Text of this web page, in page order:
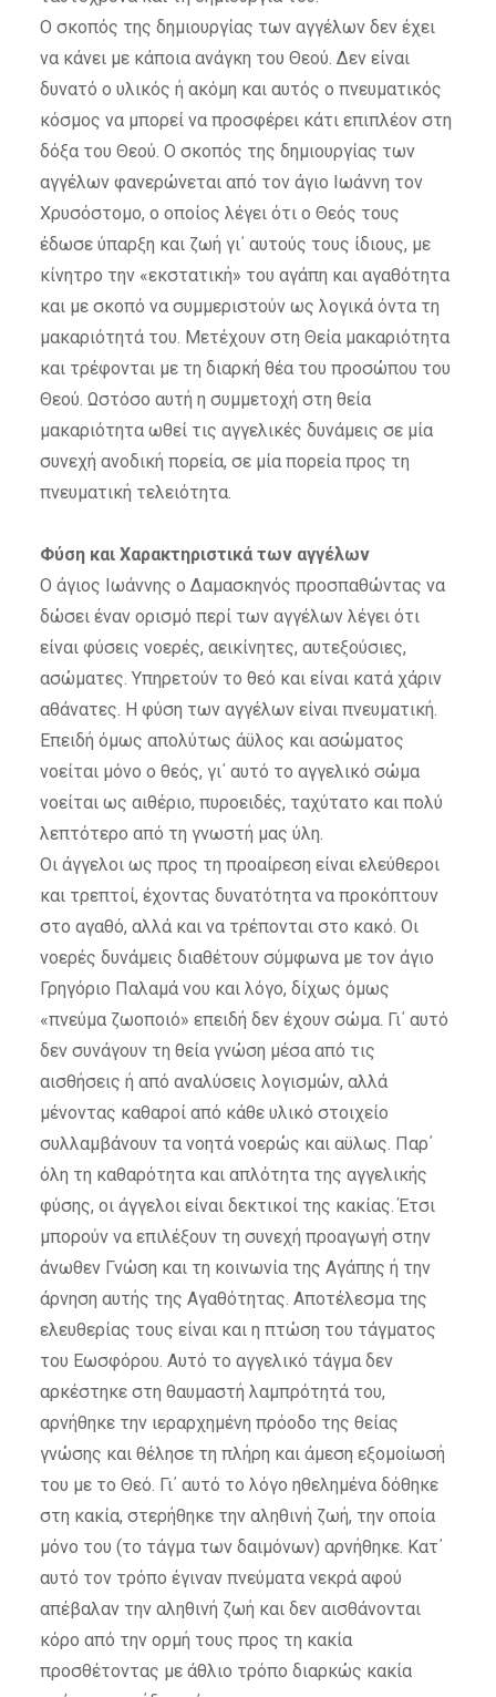
Ο σκοπός της δημιουργίας των αγγέλων δεν έχει
να κάνει με κάποια ανάγκη του Θεού. Δεν είναι
δυνατό ο υλικός ή ακόμη και αυτός ο πνευματικός
κόσμος να μπορεί να προσφέρει κάτι επιπλέον στη
δόξα του Θεού. Ο σκοπός της δημιουργίας των
αγγέλων φανερώνεται από τον άγιο Ιωάννη τον
Χρυσόστομο, ο οποίος λέγει ότι ο Θεός τους
έδωσε ύπαρξη και ζωή γι΄ αυτούς τους ίδιους, με
κίνητρο την «εκστατική» του αγάπη και αγαθότητα
και με σκοπό να συμμεριστούν ως λογικά όντα τη
μακαριότητά του. Μετέχουν στη Θεία μακαριότητα
και τρέφονται με τη διαρκή θέα του προσώπου του
Θεού. Ωστόσο αυτή η συμμετοχή στη θεία
μακαριότητα ωθεί τις αγγελικές δυνάμεις σε μία
συνεχή ανοδική πορεία, σε μία πορεία προς τη
πνευματική τελειότητα.
Φύση και Χαρακτηριστικά των αγγέλων
Ο άγιος Ιωάννης ο Δαμασκηνός προσπαθώντας να
δώσει έναν ορισμό περί των αγγέλων λέγει ότι
είναι φύσεις νοερές, αεικίνητες, αυτεξούσιες,
ασώματες. Υπηρετούν το θεό και είναι κατά χάριν
αθάνατες. Η φύση των αγγέλων είναι πνευματική.
Επειδή όμως απολύτως άϋλος και ασώματος
νοείται μόνο ο θεός, γι΄ αυτό το αγγελικό σώμα
νοείται ως αιθέριο, πυροειδές, ταχύτατο και πολύ
λεπτότερο από τη γνωστή μας ύλη.
Οι άγγελοι ως προς τη προαίρεση είναι ελεύθεροι
και τρεπτοί, έχοντας δυνατότητα να προκόπτουν
στο αγαθό, αλλά και να τρέπονται στο κακό. Οι
νοερές δυνάμεις διαθέτουν σύμφωνα με τον άγιο
Γρηγόριο Παλαμά νου και λόγο, δίχως όμως
«πνεύμα ζωοποιό» επειδή δεν έχουν σώμα. Γι΄ αυτό
δεν συνάγουν τη θεία γνώση μέσα από τις
αισθήσεις ή από αναλύσεις λογισμών, αλλά
μένοντας καθαροί από κάθε υλικό στοιχείο
συλλαμβάνουν τα νοητά νοερώς και αϋλως. Παρ΄
όλη τη καθαρότητα και απλότητα της αγγελικής
φύσης, οι άγγελοι είναι δεκτικοί της κακίας. Έτσι
μπορούν να επιλέξουν τη συνεχή προαγωγή στην
άνωθεν Γνώση και τη κοινωνία της Αγάπης ή την
άρνηση αυτής της Αγαθότητας. Αποτέλεσμα της
ελευθερίας τους είναι και η πτώση του τάγματος
του Εωσφόρου. Αυτό το αγγελικό τάγμα δεν
αρκέστηκε στη θαυμαστή λαμπρότητά του,
αρνήθηκε την ιεραρχημένη πρόοδο της θείας
γνώσης και θέλησε τη πλήρη και άμεση εξομοίωσή
του με το Θεό. Γι΄ αυτό το λόγο ηθελημένα δόθηκε
στη κακία, στερήθηκε την αληθινή ζωή, την οποία
μόνο του (το τάγμα των δαιμόνων) αρνήθηκε. Κατ΄
αυτό τον τρόπο έγιναν πνεύματα νεκρά αφού
απέβαλαν την αληθινή ζωή και δεν αισθάνονται
κόρο από την ορμή τους προς τη κακία
προσθέτοντας με άθλιο τρόπο διαρκώς κακία